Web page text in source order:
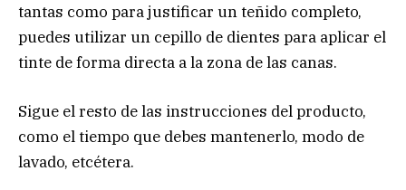
tantas como para justificar un teñido completo,
puedes utilizar un cepillo de dientes para aplicar el
tinte de forma directa a la zona de las canas.
Sigue el resto de las instrucciones del producto,
como el tiempo que debes mantenerlo, modo de
lavado, etcétera.